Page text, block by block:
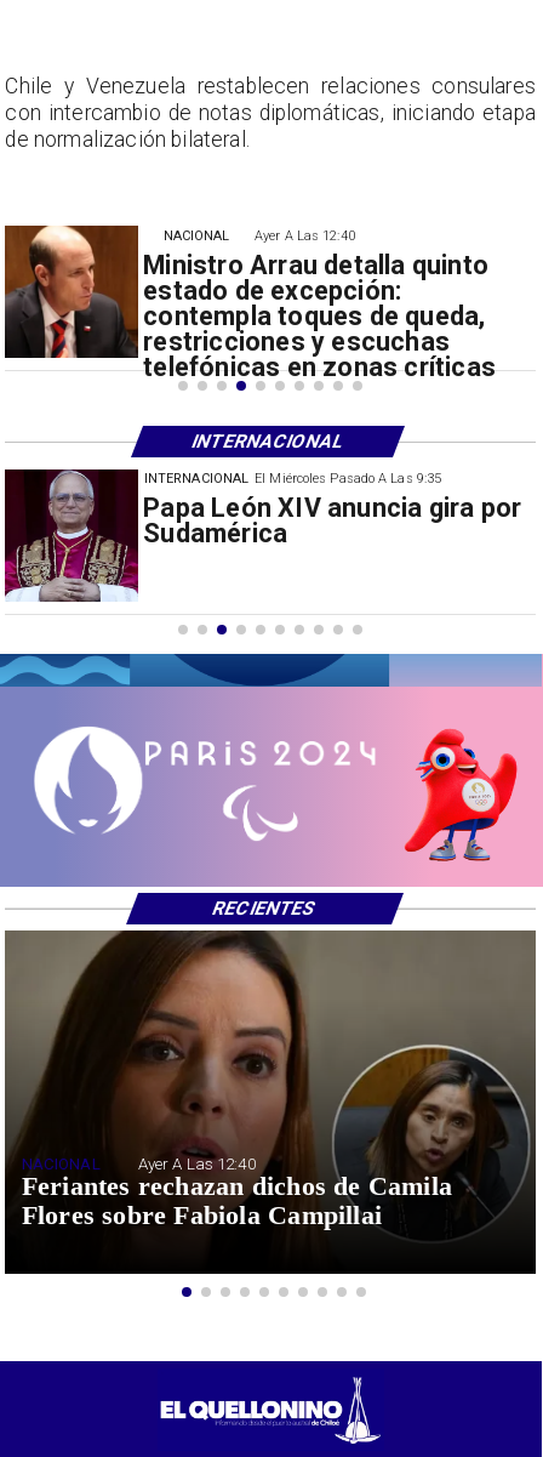
El Miércoles Pasado A Las 9:35
China restringe exportación de
drones a EEUU y sanciona
INTERNACIONAL
Ayer A Las 12:40
Ministro Arrau detalla quinto
estado de excepción:
contempla toques de queda,
restricciones y escuchas
telefónicas en zonas críticas
NACIONAL
Chile y Venezuela restablecen relaciones consulares
con intercambio de notas diplomáticas, iniciando etapa
de normalización bilateral.
INTERNACIONAL
Feriantes rechazan dichos de Camila
Flores sobre Fabiola Campillai
NACIONAL Ayer A Las 12:40
RECIENTES